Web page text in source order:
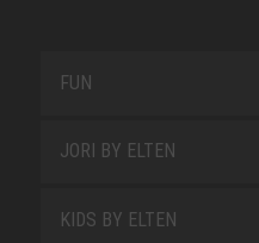
FUN
JORI BY ELTEN
KIDS BY ELTEN